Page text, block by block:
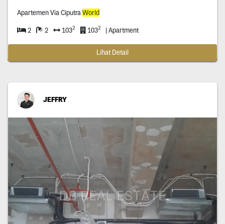
Apartemen Via Ciputra World
2 2 1032 1032 | Apartment
Lihat Detail
JEFFRY